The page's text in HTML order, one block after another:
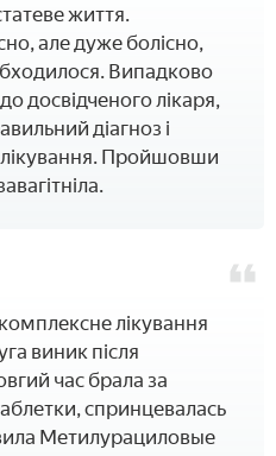
життя.
але дуже болісно,
Випадково
досвідченого лікаря,
діагноз і
Пройшовши
лікування
виник після
час брала за
спринцевалась
Метилурациловые